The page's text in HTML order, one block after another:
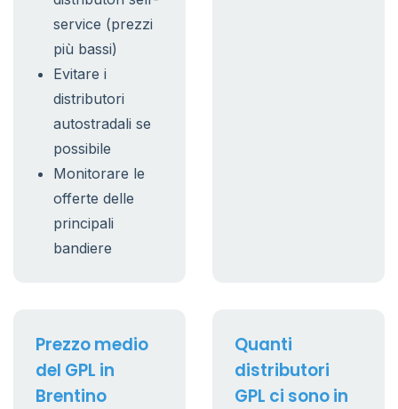
service (prezzi
più bassi)
Evitare i
distributori
autostradali se
possibile
Monitorare le
offerte delle
principali
bandiere
Prezzo medio
del GPL in
Brentino
Quanti
distributori
GPL ci sono in